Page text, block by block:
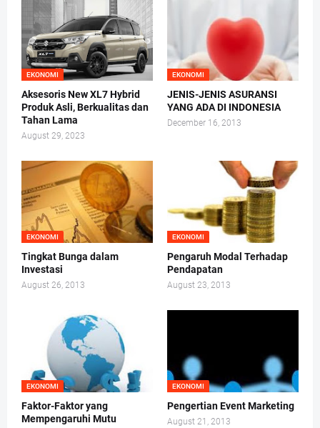
EKONOMI
Aksesoris New XL7 Hybrid
Produk Asli, Berkualitas dan
Tahan Lama
August 29, 2023
EKONOMI
JENIS-JENIS ASURANSI
YANG ADA DI INDONESIA
December 16, 2013
EKONOMI
Tingkat Bunga dalam
Investasi
August 26, 2013
EKONOMI
Pengaruh Modal Terhadap
Pendapatan
August 23, 2013
EKONOMI
Faktor-Faktor yang
Mempengaruhi Mutu
EKONOMI
Pengertian Event Marketing
August 21, 2013